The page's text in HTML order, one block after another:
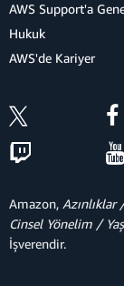
AWS Support'a
Hukuk
AWS'de Kariyer
Amazon,
Cinsel Yönelim / Yaş
İşverendir.